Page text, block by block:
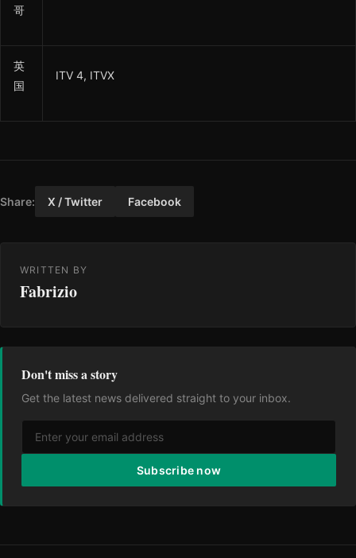
哥
英
国
ITV 4, ITVX
Share: X / Twitter Facebook
WRITTEN BY
Fabrizio
Don't miss a story
Get the latest news delivered straight to your inbox.
Subscribe now